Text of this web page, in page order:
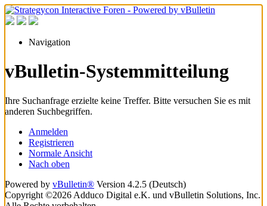
Navigation
vBulletin-Systemmitteilung
Ihre Suchanfrage erzielte keine Treffer. Bitte versuchen Sie es mit
anderen Suchbegriffen.
Anmelden
Registrieren
Normale Ansicht
Nach oben
Powered by vBulletin® Version 4.2.5 (Deutsch)
Copyright ©2026 Adduco Digital e.K. und vBulletin Solutions, Inc.